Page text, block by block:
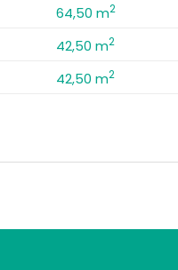
64,50 m2
42,50 m2
42,50 m2